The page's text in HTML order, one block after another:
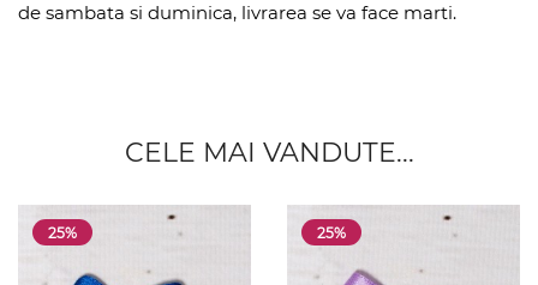
de sambata si duminica, livrarea se va face marti.
CELE MAI VANDUTE...
25% 25%